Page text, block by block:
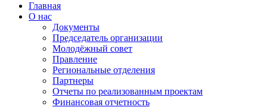
Главная
О нас
Документы
Председатель организации
Молодёжный совет
Правление
Региональные отделения
Партнеры
Отчеты по реализованным проектам
Финансовая отчетность